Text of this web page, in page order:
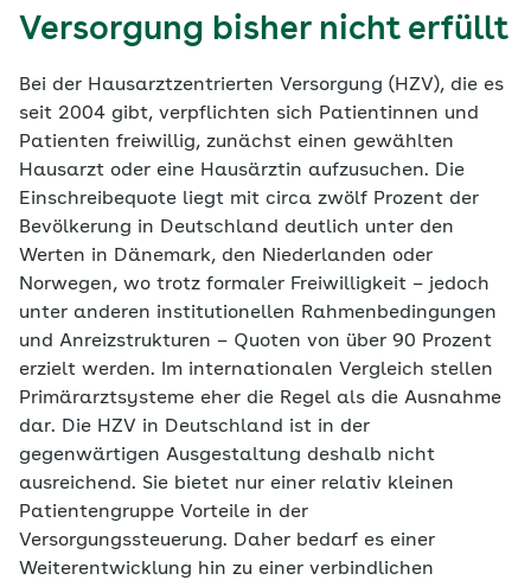
Versorgung bisher nicht erfüllt
Bei der Hausarztzentrierten Versorgung (HZV), die es
seit 2004 gibt, verpflichten sich Patientinnen und
Patienten freiwillig, zunächst einen gewählten
Hausarzt oder eine Hausärztin aufzusuchen. Die
Einschreibequote liegt mit circa zwölf Prozent der
Bevölkerung in Deutschland deutlich unter den
Werten in Dänemark, den Niederlanden oder
Norwegen, wo trotz formaler Freiwilligkeit – jedoch
unter anderen institutionellen Rahmenbedingungen
und Anreizstrukturen – Quoten von über 90 Prozent
erzielt werden. Im internationalen Vergleich stellen
Primärarztsysteme eher die Regel als die Ausnahme
dar. Die HZV in Deutschland ist in der
gegenwärtigen Ausgestaltung deshalb nicht
ausreichend. Sie bietet nur einer relativ kleinen
Patientengruppe Vorteile in der
Versorgungssteuerung. Daher bedarf es einer
Weiterentwicklung hin zu einer verbindlichen